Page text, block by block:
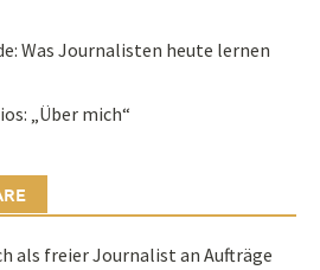
Was Journalisten heute lernen
„Über mich“
als freier Journalist an Aufträge